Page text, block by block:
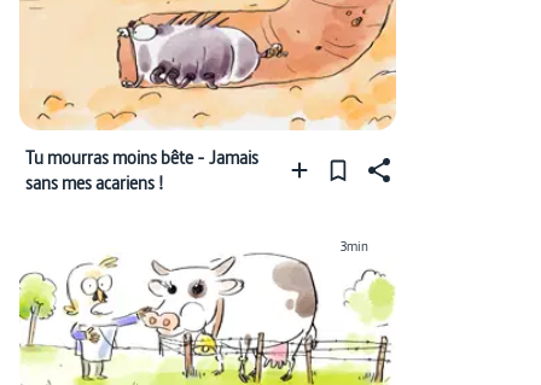
Tu mourras moins bête - Jamais
sans mes acariens !
3min